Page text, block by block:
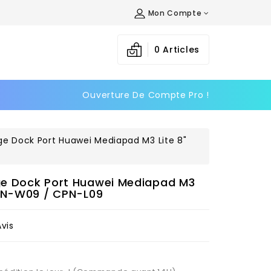
Mon Compte
0 Articles
Ouverture De Compte Pro !
Dock Port Huawei Mediapad M3 Lite 8"
Dock Port Huawei Mediapad M3
W09 / CPN-L09